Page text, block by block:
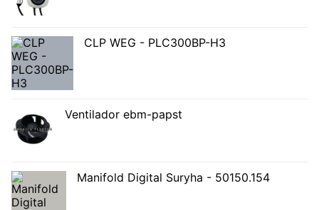
CLP WEG - PLC300BP-H3
Ventilador ebm-papst
Manifold Digital Suryha - 50150.154